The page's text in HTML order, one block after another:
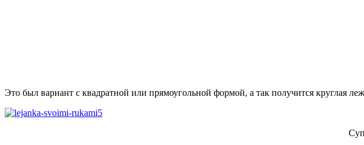
Это был вариант с квадратной или прямоугольной формой, а так получится круглая